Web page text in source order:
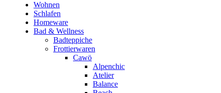
Wohnen
Schlafen
Homeware
Bad & Wellness
Badteppiche
Frottierwaren
Cawö
Alpenchic
Atelier
Balance